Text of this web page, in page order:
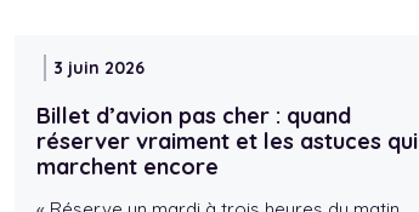
3 juin 2026
Billet d’avion pas cher : quand
réserver vraiment et les astuces qui
marchent encore